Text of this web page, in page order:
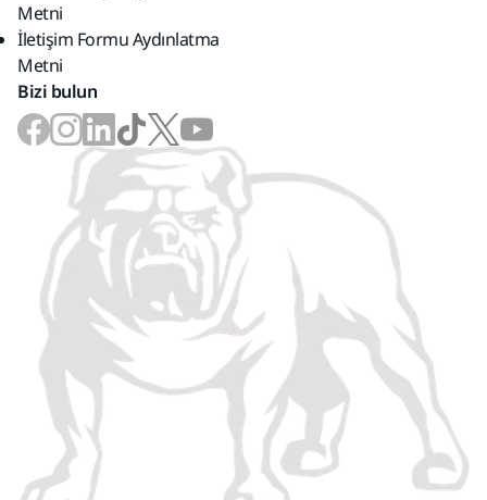
Metni
İletişim Formu Aydınlatma
Metni
Bizi bulun